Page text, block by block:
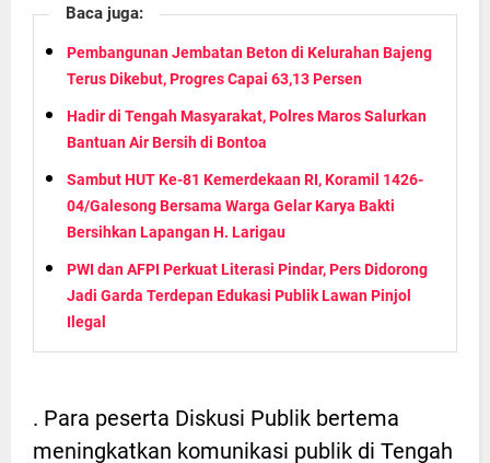
Baca juga:
Pembangunan Jembatan Beton di Kelurahan Bajeng
Terus Dikebut, Progres Capai 63,13 Persen
Hadir di Tengah Masyarakat, Polres Maros Salurkan
Bantuan Air Bersih di Bontoa
Sambut HUT Ke-81 Kemerdekaan RI, Koramil 1426-
04/Galesong Bersama Warga Gelar Karya Bakti
Bersihkan Lapangan H. Larigau
PWI dan AFPI Perkuat Literasi Pindar, Pers Didorong
Jadi Garda Terdepan Edukasi Publik Lawan Pinjol
Ilegal
. Para peserta Diskusi Publik bertema
meningkatkan komunikasi publik di Tengah